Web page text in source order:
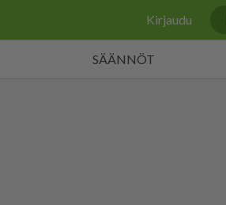
Kirjaudu
SÄÄNNÖT